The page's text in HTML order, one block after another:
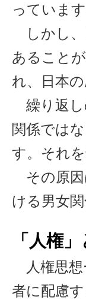
っています
しかし、
あること
れ、日本
繰り返し
関係では
す。それ
その原因
ける男女
「人権
人権思想
者に配慮